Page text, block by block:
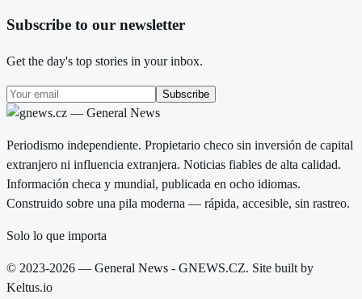
Subscribe to our newsletter
Get the day's top stories in your inbox.
Subscribe
Periodismo independiente. Propietario checo sin inversión de capital
extranjero ni influencia extranjera. Noticias fiables de alta calidad.
Información checa y mundial, publicada en ocho idiomas.
Construido sobre una pila moderna — rápida, accesible, sin rastreo.
Solo lo que importa
© 2023-2026 — General News - GNEWS.CZ. Site built by
Keltus.io